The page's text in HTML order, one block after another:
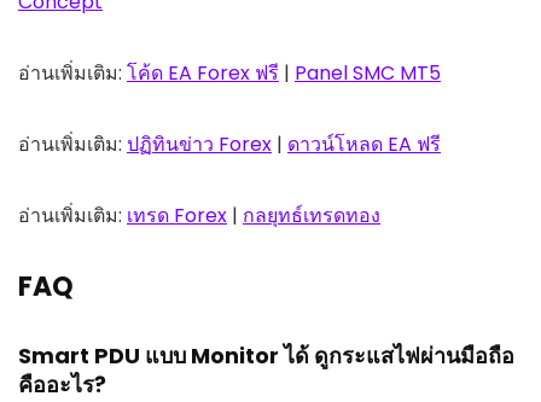
อ่านเพิ่มเติม: โค้ด EA Forex ฟรี | Panel SMC MT5
อ่านเพิ่มเติม: ปฏิทินข่าว Forex | ดาวน์โหลด EA ฟรี
อ่านเพิ่มเติม: เทรด Forex | กลยุทธ์เทรดทอง
FAQ
Smart PDU แบบ Monitor ได้ ดูกระแสไฟผ่านมือถือ
คืออะไร?